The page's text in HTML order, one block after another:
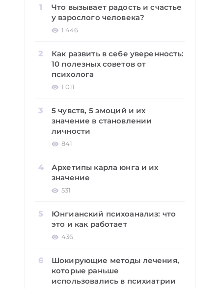
Что вызывает радость и счастье
у взрослого человека?
1 446
Как развить в себе уверенность:
10 полезных советов от
психолога
1 011
5 чувств, 5 эмоций и их
значение в становлении
личности
841
Архетипы карла юнга и их
значение
531
Юнгианский психоанализ: что
это и как работает
436
Шокирующие методы лечения,
которые раньше
использовались в психиатрии